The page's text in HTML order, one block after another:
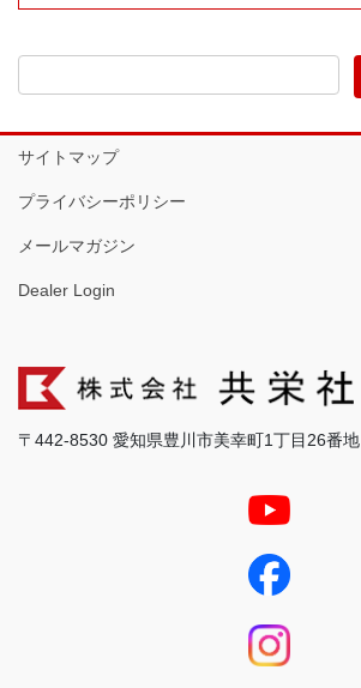
サイトマップ
プライバシーポリシー
メールマガジン
Dealer Login
〒442-8530 愛知県豊川市美幸町1丁目26番地